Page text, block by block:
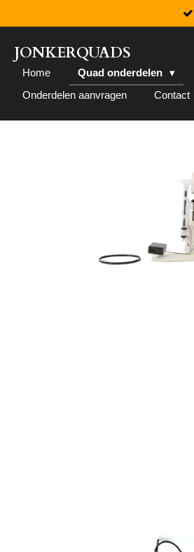
direct
naar
de
hoofdinhoud
JONKERQUADS
Home Quad onderdelen
Onderdelen aanvragen
Contact